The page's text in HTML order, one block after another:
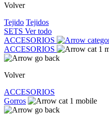
Volver
Tejido Tejidos
SETS Ver todo
ACCESORIOS
ACCESORIOS
Volver
ACCESORIOS
Gorros